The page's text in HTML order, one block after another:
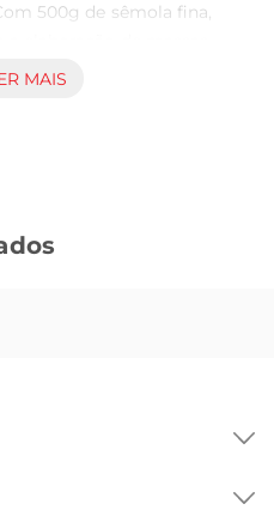
500g de sêmola fina,
além de ser uma
pureza e qualidade. É
e nutritivas.
o Ninho Galo Sêmola,
MAIS